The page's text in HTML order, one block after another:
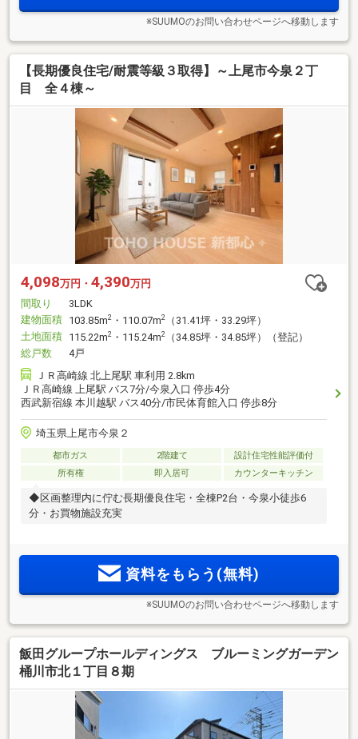
※SUUMOのお問い合わせページへ移動します
【長期優良住宅/耐震等級３取得】～上尾市今泉２丁
目 全４棟～
4,098万円・ 4,390万円
間取り
3LDK
建物面積 103.85m2 ・110.07m2
（31.41坪・33.29坪）
土地面積 115.22m2 ・115.24m2
（34.85坪・34.85坪）（登記）
総戸数
4戸
ＪＲ高崎線 北上尾駅 車利用 2.8km
ＪＲ高崎線 上尾駅 バス7分/今泉入口 停歩4分
西武新宿線 本川越駅 バス40分/市民体育館入口 停歩8分
埼玉県上尾市今泉２
都市ガス 2階建て
設計住宅性能評価付
所有権
即入居可 カウンターキッチン
◆区画整理内に佇む長期優良住宅・全棟P2台・今泉小徒歩6
分・お買物施設充実
資料をもらう(無料)
※SUUMOのお問い合わせページへ移動します
飯田グループホールディングス ブルーミングガーデン
桶川市北１丁目８期